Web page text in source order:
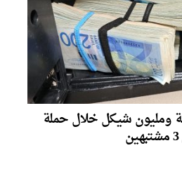
شيكل خلال حملة